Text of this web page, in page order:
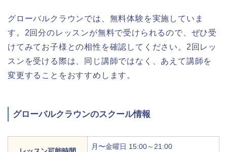
グローバルクラウンでは、無料体験を実施していま
す。2回分のレッスンが無料で受けられるので、ぜひ受
けてみてお子様との相性を確認してください。2回レッ
スンを受ける際は、同じ講師ではなく、あえて講師を
変更することをおすすめします。
グローバルクラウンのスクール情報
月〜金曜日 15:00～21:00